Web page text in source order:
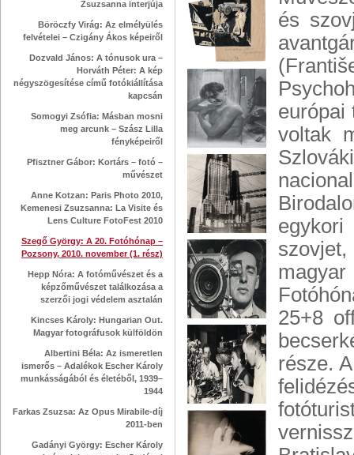
Zsuzsanna interjúja
Böröczfy Virág: Az elmélyülés
felvételei – Czigány Ákos képeiről
Dozvald János: A tónusok ura –
Horváth Péter: A kép
négyszögesítése című fotókiállítása
kapcsán
Somogyi Zsófia: Másban mosni
meg arcunk – Szász Lilla
fényképeiről
Pfisztner Gábor: Kortárs – fotó –
művészet
Anne Kotzan: Paris Photo 2010,
Kemenesi Zsuzsanna: La Visite és
Lens Culture FotoFest 2010
Szegő György: A 20. Fotóhónap –
Pozsony, 2010. november (1. rész)
Hepp Nóra: A fotóművészet és a
képzőművészet találkozása a
szerzői jogi védelem asztalán
Kincses Károly: Hungarian Out.
Magyar fotográfusok külföldön
Albertini Béla: Az ismeretlen
ismerős – Adalékok Escher Károly
munkásságából és életéből, 1939–
1944
Farkas Zsuzsa: Az Opus Mirabile-díj
2011-ben
Gadányi György: Escher Károly
és
európai
voltak
25+8
része.